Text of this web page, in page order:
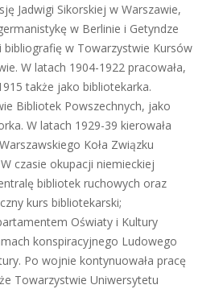
Jadwigi Sikorskiej w Warszawie,
w Berlinie i Getyndze
w Towarzystwie Kursów
W latach 1904-1922 pracowała,
także jako bibliotekarka.
Bibliotek Powszechnych, jako
W latach 1929-39 kierowała
Koła Związku
czasie okupacji niemieckiej
bibliotek ruchowych oraz
kurs bibliotekarski;
Oświaty i Kultury
konspiracyjnego Ludowego
Po wojnie kontynuowała pracę
Towarzystwie Uniwersytetu